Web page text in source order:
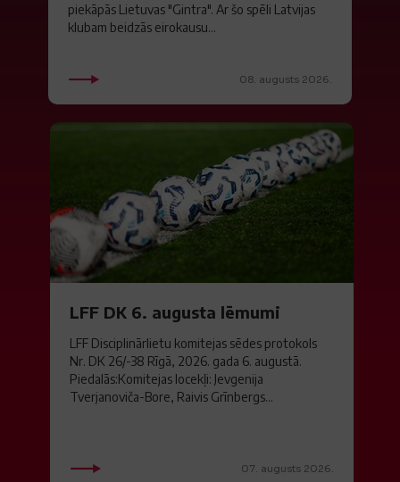
piekāpās Lietuvas "Gintra". Ar šo spēli Latvijas
klubam beidzās eirokausu...
08. augusts 2026.
LFF DK 6. augusta lēmumi
LFF Disciplinārlietu komitejas sēdes protokols
Nr. DK 26/-38 Rīgā, 2026. gada 6. augustā.
Piedalās:Komitejas locekļi: Jevgenija
Tverjanoviča-Bore, Raivis Grīnbergs...
07. augusts 2026.